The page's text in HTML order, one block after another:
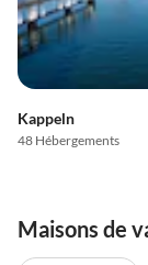
Kappeln
48 Hébergements
Maisons de